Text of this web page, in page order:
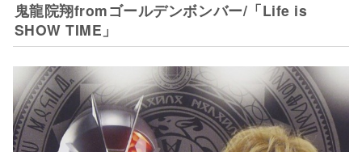
鬼龍院翔fromゴールデンボンバー/「Life is
SHOW TIME」